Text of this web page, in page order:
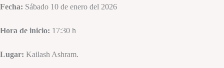
Fecha: Sábado 10 de enero del 2026
Hora de inicio: 17:30 h
Lugar: Kailash Ashram.